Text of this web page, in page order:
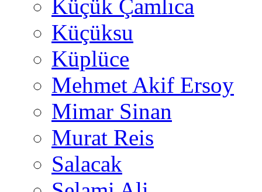
Küçük Çamlıca
Küçüksu
Küplüce
Mehmet Akif Ersoy
Mimar Sinan
Murat Reis
Salacak